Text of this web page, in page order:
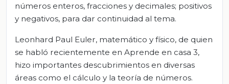
números enteros, fracciones y decimales; positivos
y negativos, para dar continuidad al tema.
Leonhard Paul Euler, matemático y físico, de quien
se habló recientemente en Aprende en casa 3,
hizo importantes descubrimientos en diversas
áreas como el cálculo y la teoría de números.